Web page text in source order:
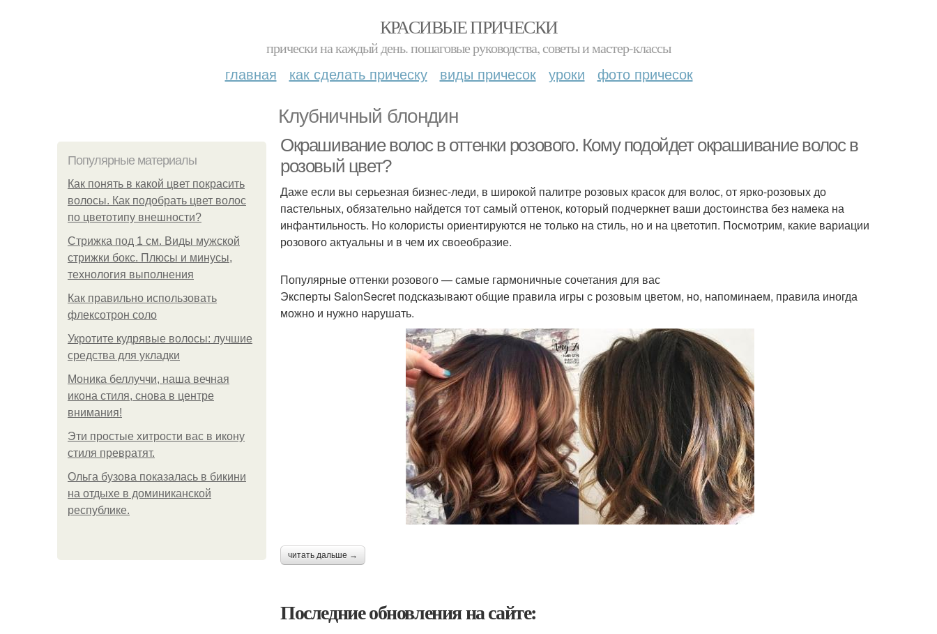
КРАСИВЫЕ ПРИЧЕСКИ
прически на каждый день. пошаговые руководства, советы и мастер-классы
главная как сделать прическу виды причесок уроки фото причесок
Клубничный блондин
Популярные материалы
Как понять в какой цвет покрасить
волосы. Как подобрать цвет волос
по цветотипу внешности?
Стрижка под 1 см. Виды мужской
стрижки бокс. Плюсы и минусы,
технология выполнения
Как правильно использовать
флексотрон соло
Укротите кудрявые волосы: лучшие
средства для укладки
Моника беллуччи, наша вечная
икона стиля, снова в центре
внимания!
Эти простые хитрости вас в икону
стиля превратят.
Ольга бузова показалась в бикини
на отдыхе в доминиканской
республике.
Окрашивание волос в оттенки розового. Кому подойдет окрашивание волос в
розовый цвет?
Даже если вы серьезная бизнес-леди, в широкой палитре розовых красок для волос, от ярко-розовых до
пастельных, обязательно найдется тот самый оттенок, который подчеркнет ваши достоинства без намека на
инфантильность. Но колористы ориентируются не только на стиль, но и на цветотип. Посмотрим, какие вариации
розового актуальны и в чем их своеобразие.
Популярные оттенки розового — самые гармоничные сочетания для вас
Эксперты SalonSecret подсказывают общие правила игры с розовым цветом, но, напоминаем, правила иногда
можно и нужно нарушать.
читать дальше →
Последние обновления на сайте: